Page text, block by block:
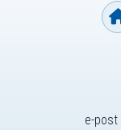
e-post